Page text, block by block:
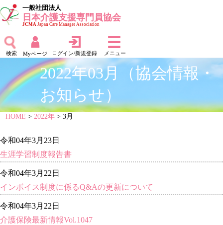
一般社団法人
日本介護支援専門員協会
JCMAJapan Care Manager Association
検索 Myページ ログイン/新規登録 メニュー
2022年03月（協会情報・
お知らせ）
HOME >2022年 > 3月
令和04年3月23日
生涯学習制度報告書
令和04年3月22日
インボイス制度に係るQ&Aの更新について
令和04年3月22日
介護保険最新情報Vol.1047